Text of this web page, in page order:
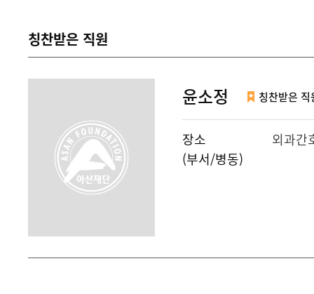
칭찬받은 직원
윤소정 칭찬받은 직
장소
(부서/병동)
외과